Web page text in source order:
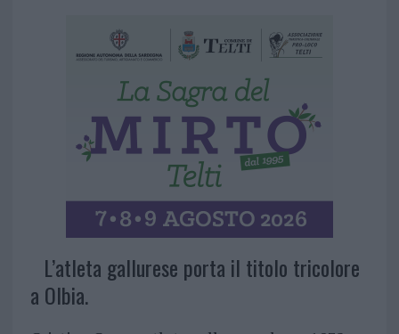
L’atleta gallurese porta il titolo tricolore
a Olbia.